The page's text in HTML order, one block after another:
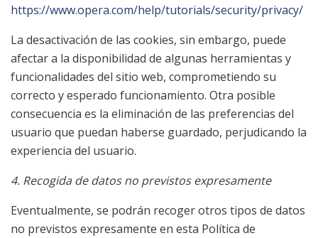
https://www.opera.com/help/tutorials/security/privacy/
La desactivación de las cookies, sin embargo, puede
afectar a la disponibilidad de algunas herramientas y
funcionalidades del sitio web, comprometiendo su
correcto y esperado funcionamiento. Otra posible
consecuencia es la eliminación de las preferencias del
usuario que puedan haberse guardado, perjudicando la
experiencia del usuario.
4. Recogida de datos no previstos expresamente
Eventualmente, se podrán recoger otros tipos de datos
no previstos expresamente en esta Política de